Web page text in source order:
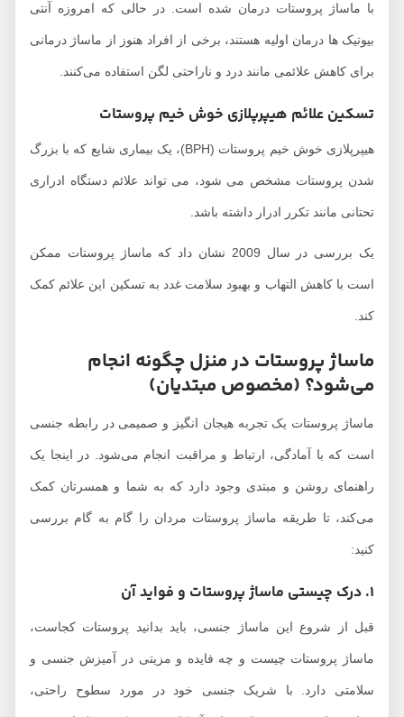
با ماساژ پروستات درمان شده است. در حالی که امروزه آنتی
بیوتیک ها درمان اولیه هستند، برخی از افراد هنوز از ماساژ درمانی
برای کاهش علائمی مانند درد و ناراحتی لگن استفاده می‌کنند.
تسکین علائم هیپرپلازی خوش خیم پروستات
هیپرپلازی خوش خیم پروستات (BPH)، یک بیماری شایع که با بزرگ
شدن پروستات مشخص می شود، می تواند علائم دستگاه ادراری
تحتانی مانند تکرر ادرار داشته باشد.
یک بررسی در سال 2009 نشان داد که ماساژ پروستات ممکن
است با کاهش التهاب و بهبود سلامت غدد به تسکین این علائم کمک
ماساژ پروستات در منزل چگونه انجام
می‌شود؟ (مخصوص مبتدیان)
ماساژ پروستات یک تجربه هیجان انگیز و صمیمی در رابطه جنسی
است که با آمادگی، ارتباط و مراقبت انجام می‌شود. در اینجا یک
راهنمای روشن و مبتدی وجود دارد که به شما و همسرتان کمک
می‌کند، تا طریقه ماساژ پروستات مردان را گام به گام بررسی
قبل از شروع این ماساژ جنسی، باید بدانید پروستات کجاست،
ماساژ پروستات چیست و چه فایده و مزیتی در آمیزش جنسی و
سلامتی دارد. با شریک جنسی خود در مورد سطوح راحتی،